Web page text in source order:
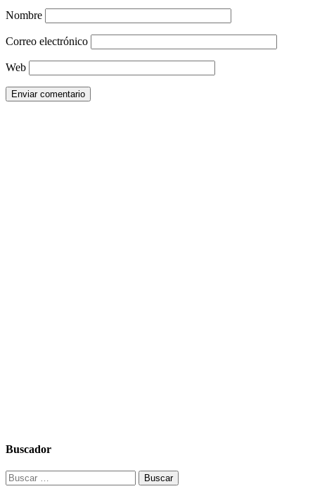
Nombre
Correo electrónico
Web
Buscador
Buscar: